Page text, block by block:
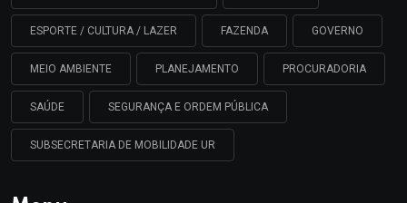
ESPORTE / CULTURA / LAZER FAZENDA GOVERNO
MEIO AMBIENTE PLANEJAMENTO PROCURADORIA
SAÚDE SEGURANÇA E ORDEM PÚBLICA
SUBSECRETARIA DE MOBILIDADE UR